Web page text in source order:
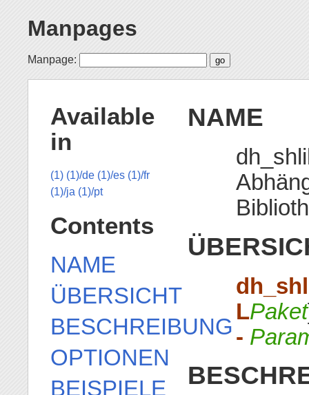
Manpages
Manpage:
NAME
LPaket
-
Available
in
(1) (1)/de (1)/es (1)/fr
(1)/ja (1)/pt
Contents
NAME
ÜBERSICHT
BESCHREIBUNG
OPTIONEN
BEISPIELE